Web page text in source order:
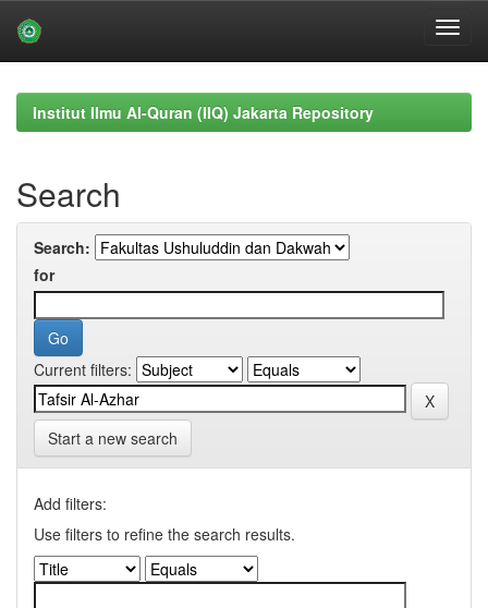
navigationInstitut Ilmu Al-Quran (IIQ) Jakarta Repository
Search
Search:
for
Current filters:
Start a new search
Add filters:
Use filters to refine the search results.